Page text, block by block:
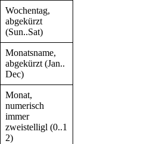
Wochentag,
abgekürzt
(Sun..Sat)
Monatsname,
abgekürzt (Jan..
Dec)
Monat,
numerisch
immer
zweistelligl (0..1
2)